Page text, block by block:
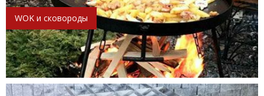
WOK и сковороды